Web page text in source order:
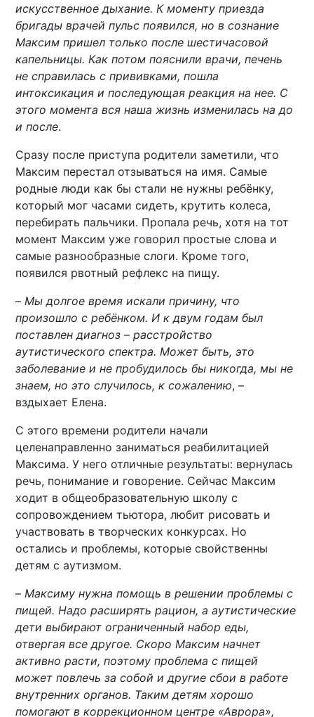
искусственное дыхание. К моменту приезда
бригады врачей пульс появился, но в сознание
Максим пришел только после шестичасовой
капельницы. Как потом пояснили врачи, печень
не справилась с прививками, пошла
интоксикация и последующая реакция на нее. С
этого момента вся наша жизнь изменилась на до
и после.
Сразу после приступа родители заметили, что
Максим перестал отзываться на имя. Самые
родные люди как бы стали не нужны ребёнку,
который мог часами сидеть, крутить колеса,
перебирать пальчики. Пропала речь, хотя на тот
момент Максим уже говорил простые слова и
самые разнообразные слоги. Кроме того,
появился рвотный рефлекс на пищу.
–Мы долгое время искали причину, что
произошло с ребёнком. И к двум годам был
поставлен диагноз – расстройство
аутистического спектра. Может быть, это
заболевание и не пробудилось бы никогда, мы не
знаем, но это случилось, к сожалению, –
вздыхает Елена.
С этого времени родители начали
целенаправленно заниматься реабилитацией
Максима. У него отличные результаты: вернулась
речь, понимание и говорение. Сейчас Максим
ходит в общеобразовательную школу с
сопровождением тьютора, любит рисовать и
участвовать в творческих конкурсах. Но
остались и проблемы, которые свойственны
детям с аутизмом.
–Максиму нужна помощь в решении проблемы с
пищей. Надо расширять рацион, а аутистические
дети выбирают ограниченный набор еды,
отвергая все другое. Скоро Максим начнет
активно расти, поэтому проблема с пищей
может повлечь за собой и другие сбои в работе
внутренних органов. Таким детям хорошо
помогают в коррекционном центре «Аврора»,